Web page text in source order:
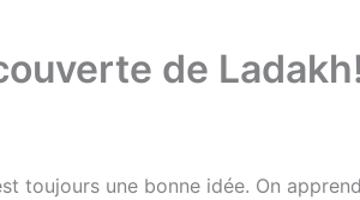
de
toujours une bonne idée. On apprend